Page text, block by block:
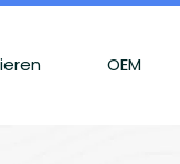
OEM